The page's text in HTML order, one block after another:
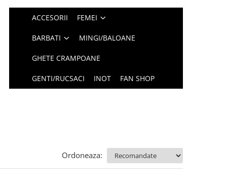
ACCESORII FEMEI
BARBATI MINGI/BALOANE
GHETE CRAMPOANE
GENTI/RUCSACI INOT FAN SHOP
Ordoneaza: